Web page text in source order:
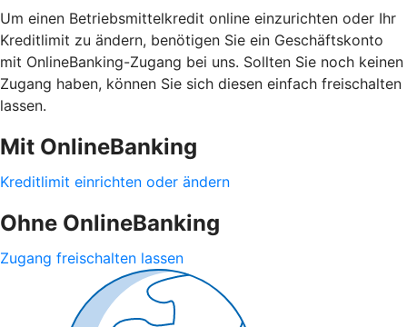
Um einen Betriebsmittelkredit online einzurichten oder Ihr
Kreditlimit zu ändern, benötigen Sie ein Geschäftskonto
mit OnlineBanking-Zugang bei uns. Sollten Sie noch keinen
Zugang haben, können Sie sich diesen einfach freischalten
lassen.
Mit OnlineBanking
Kreditlimit einrichten oder ändern
Ohne OnlineBanking
Zugang freischalten lassen